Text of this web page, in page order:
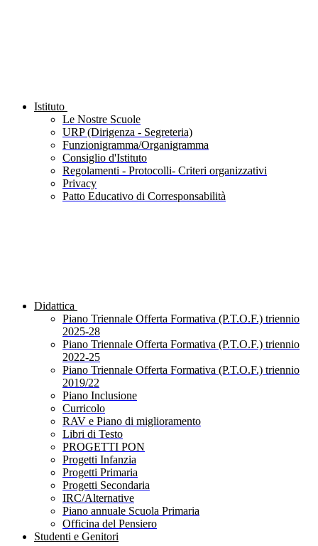
Istituto
Le Nostre Scuole
URP (Dirigenza - Segreteria)
Funzionigramma/Organigramma
Consiglio d'Istituto
Regolamenti - Protocolli- Criteri organizzativi
Privacy
Patto Educativo di Corresponsabilità
Didattica
Piano Triennale Offerta Formativa (P.T.O.F.) triennio
2025-28
Piano Triennale Offerta Formativa (P.T.O.F.) triennio
2022-25
Piano Triennale Offerta Formativa (P.T.O.F.) triennio
2019/22
Piano Inclusione
Curricolo
RAV e Piano di miglioramento
Libri di Testo
PROGETTI PON
Progetti Infanzia
Progetti Primaria
Progetti Secondaria
IRC/Alternative
Piano annuale Scuola Primaria
Officina del Pensiero
Studenti e Genitori